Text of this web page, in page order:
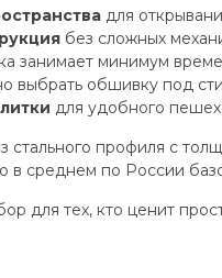
для
без сложных
занимает минимум
выбрать обшивку под
для удобного
стального профиля с
в среднем по России
для тех, кто ценит